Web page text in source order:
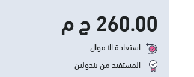
260.00 ج م
استعادة الاموال
المستفيد من بندولين